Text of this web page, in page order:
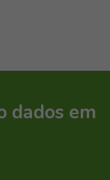
dados em